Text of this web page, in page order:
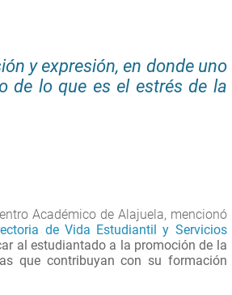
y expresión, en donde uno
de lo que es el estrés de la
Académico de Alajuela, mencionó
de Vida Estudiantil y Servicios
al estudiantado a la promoción de la
que contribuyan con su formación